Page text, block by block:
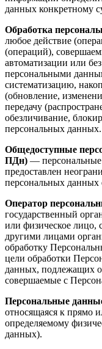
данных конкретному
Обработка
любое действие
(операций),
автоматизации или
персональными
систематизацию,
(обновление,
передачу
обезличивание,
персональных данных.
Общедоступные
ПДн) —
предоставлен
персональных данных
Оператор
государственный
или физическое лицо,
другими лицами
обработку
цели обработки
данных, подлежащих
совершаемые с
Персональные
относящаяся к прямо
определяемому
данных).